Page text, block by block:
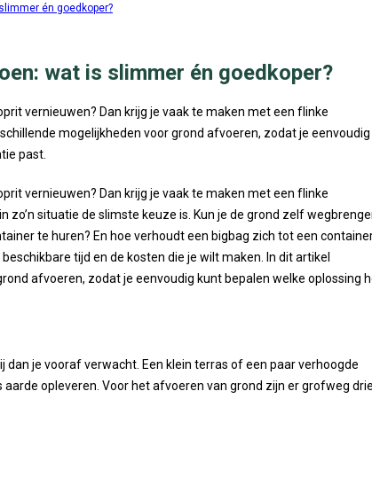
én goedkoper?
wat is slimmer én goedkoper?
vernieuwen? Dan krijg je vaak te maken met een flinke
mogelijkheden voor grond afvoeren, zodat je eenvoudig
past.
vernieuwen? Dan krijg je vaak te maken met een flinke
zo’n situatie de slimste keuze is. Kun je de grond zelf
te huren? En hoe verhoudt een bigbag zich tot een
tijd en de kosten die je wilt maken. In dit artikel
afvoeren, zodat je eenvoudig kunt bepalen welke oplossing
je vooraf verwacht. Een klein terras of een paar verhoogde
opleveren. Voor het afvoeren van grond zijn er grofweg